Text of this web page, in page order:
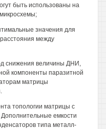
быть использованы на
значения для
между
снижения величины ДНИ,
компоненты паразитной
матрицы
топологии матрицы с
емкости
типа металл-